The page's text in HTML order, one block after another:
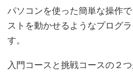
パソコンを使った簡単な操作
ストを動かせるようなプログ
す。
入門コースと挑戦コースの２